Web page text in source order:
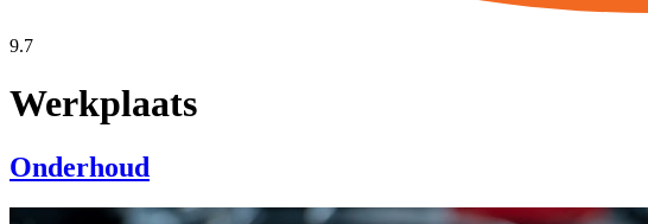
9.7
Werkplaats
Onderhoud